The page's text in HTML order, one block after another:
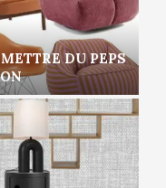
DU PEPS